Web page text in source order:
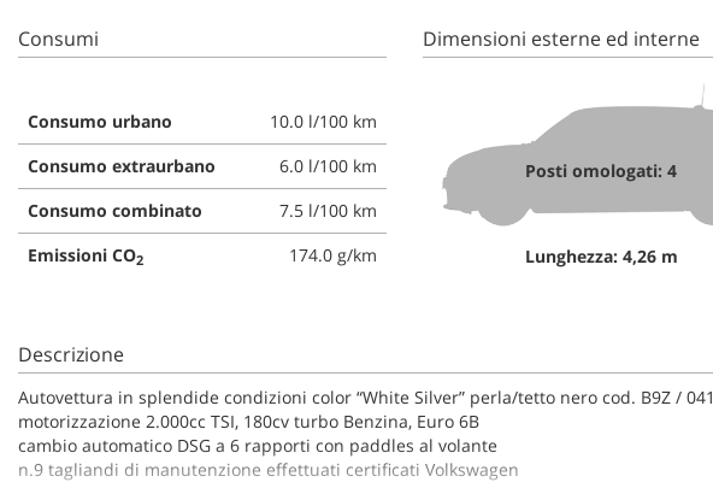
Consumi
Consumo urbano
10.0 l/100 km
Consumo extraurbano
6.0 l/100 km
Consumo combinato
7.5 l/100 km
Emissioni CO2 174.0 g/km
Dimensioni esterne ed interne
Posti omologati: 4
Lunghezza: 4,26 m
Descrizione
Autovettura in splendide condizioni color “White Silver” perla/tetto nero cod. B9Z / 041
motorizzazione 2.000cc TSI, 180cv turbo Benzina, Euro 6B
cambio automatico DSG a 6 rapporti con paddles al volante
n.9 tagliandi di manutenzione effettuati certificati Volkswagen